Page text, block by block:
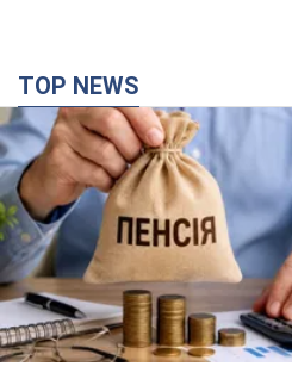
TOP NEWS